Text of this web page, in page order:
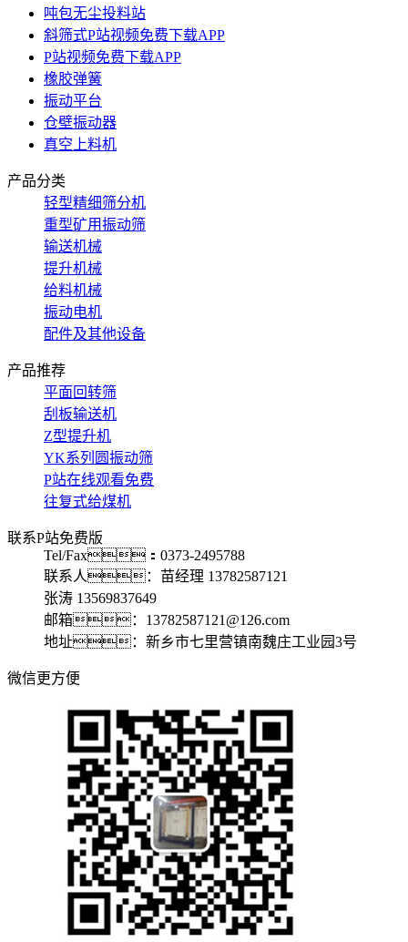
吨包无尘投料站
斜筛式P站视频免费下载APP
P站视频免费下载APP
橡胶弹簧
振动平台
仓壁振动器
真空上料机
产品分类
轻型精细筛分机
重型矿用振动筛
输送机械
提升机械
给料机械
振动电机
配件及其他设备
产品推荐
平面回转筛
刮板输送机
Z型提升机
YK系列圆振动筛
P站在线观看免费
往复式给煤机
联系P站免费版
Tel/Fax：0373-2495788
联系人：苗经理 13782587121
张涛 13569837649
邮箱：13782587121@126.com
地址：新乡市七里营镇南魏庄工业园3号
微信更方便